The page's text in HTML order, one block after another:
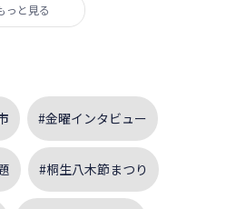
っと見る
#金曜インタビュー
#桐生八木節まつり